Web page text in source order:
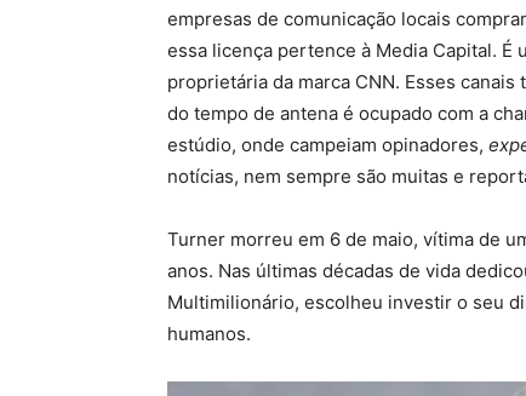
empresas de comunicação locais
essa licença pertence à Media Capital. É
proprietária da marca CNN. Esses
do tempo de antena é ocupado com a
estúdio, onde campeiam opinadores,
notícias, nem sempre são muitas e
Turner morreu em 6 de maio, vítima de
anos. Nas últimas décadas de vida
Multimilionário, escolheu investir o seu
humanos.